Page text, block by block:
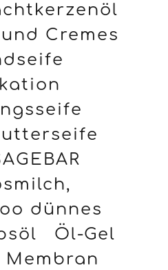
Cremes
dünnes
Öl-Gel
Membran